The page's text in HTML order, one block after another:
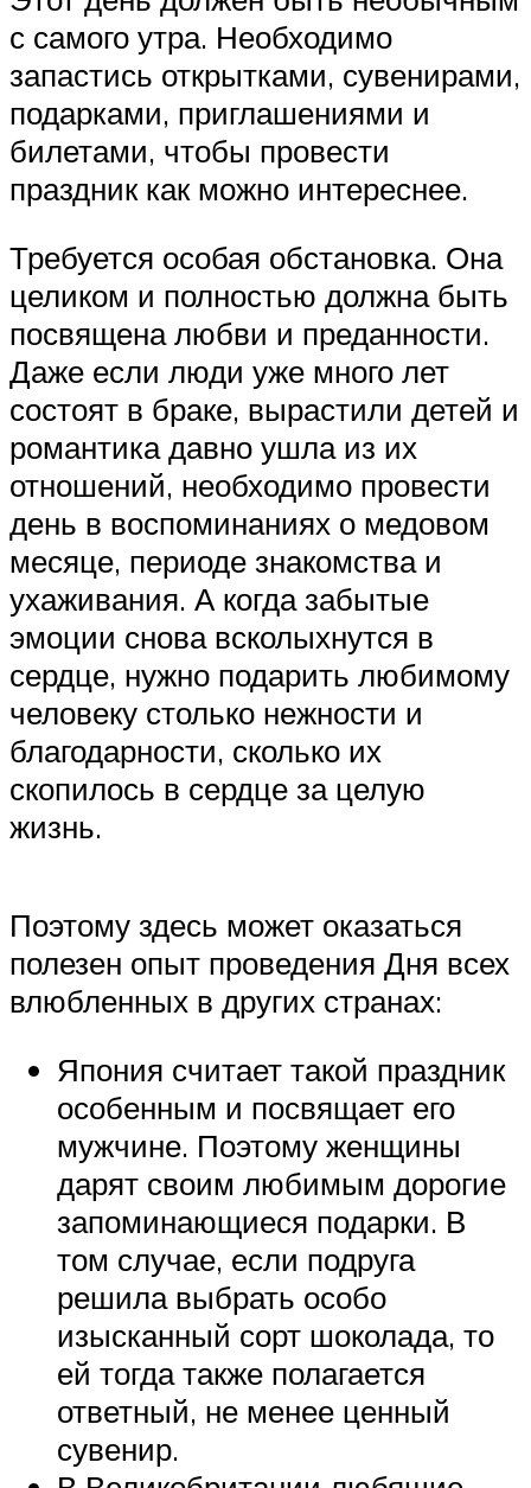
с самого утра. Необходимо
запастись открытками, сувенирами,
подарками, приглашениями и
билетами, чтобы провести
праздник как можно интереснее.
Требуется особая обстановка. Она
целиком и полностью должна быть
посвящена любви и преданности.
Даже если люди уже много лет
состоят в браке, вырастили детей и
романтика давно ушла из их
отношений, необходимо провести
день в воспоминаниях о медовом
месяце, периоде знакомства и
ухаживания. А когда забытые
эмоции снова всколыхнутся в
сердце, нужно подарить любимому
человеку столько нежности и
благодарности, сколько их
скопилось в сердце за целую
жизнь.
Поэтому здесь может оказаться
полезен опыт проведения Дня всех
влюбленных в других странах:
Япония считает такой праздник
особенным и посвящает его
мужчине. Поэтому женщины
дарят своим любимым дорогие
запоминающиеся подарки. В
том случае, если подруга
решила выбрать особо
изысканный сорт шоколада, то
ей тогда также полагается
ответный, не менее ценный
сувенир.